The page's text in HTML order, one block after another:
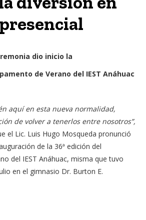
dio inicio la
de Verano del IEST Anáhuac
aquí en esta nueva normalidad,
de volver a tenerlos entre nosotros”,
el Lic. Luis Hugo Mosqueda pronunció
de la 36ª edición del
del IEST Anáhuac, misma que tuvo
en el gimnasio Dr. Burton E.